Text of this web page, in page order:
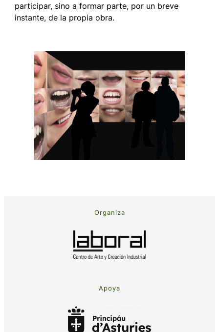
participar, sino a formar parte, por un breve
instante, de la propia obra.
Organiza
Apoya